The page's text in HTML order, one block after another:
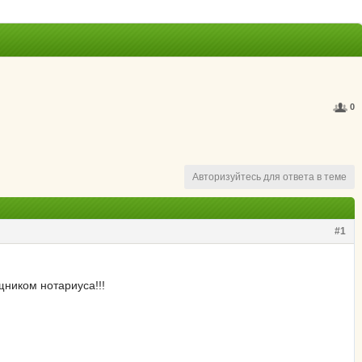
0
Авторизуйтесь для ответа в теме
#1
нотариуса!!!